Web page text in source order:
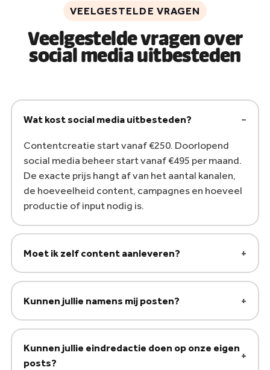
VEELGESTELDE VRAGEN
Veelgestelde vragen over
social media uitbesteden
Wat kost social media uitbesteden?
Contentcreatie start vanaf €250. Doorlopend
social media beheer start vanaf €495 per maand.
De exacte prijs hangt af van het aantal kanalen,
de hoeveelheid content, campagnes en hoeveel
productie of input nodig is.
Moet ik zelf content aanleveren?
Kunnen jullie namens mij posten?
Kunnen jullie eindredactie doen op onze eigen
posts?